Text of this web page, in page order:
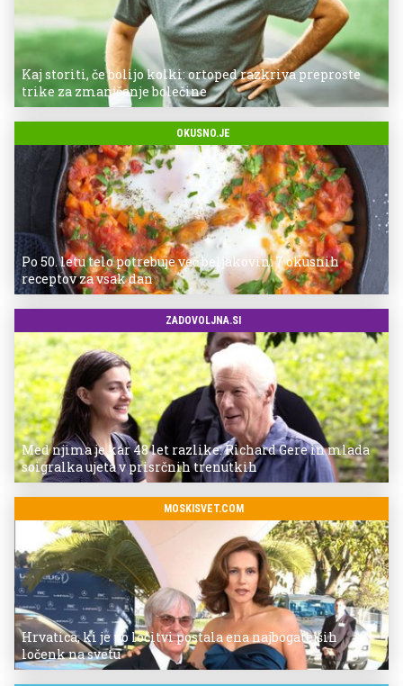
Kaj storiti, če bolijo kolki: ortoped razkriva preproste
trike za zmanjšanje bolečine
OKUSNO.JE
Po 50. letu telo potrebuje več beljakovin: 7 okusnih
receptov za vsak dan
ZADOVOLJNA.SI
Med njima je kar 48 let razlike: Richard Gere in mlada
soigralka ujeta v prisrčnih trenutkih
MOSKISVET.COM
Hrvatica, ki je po ločitvi postala ena najbogatejših
ločenk na svetu